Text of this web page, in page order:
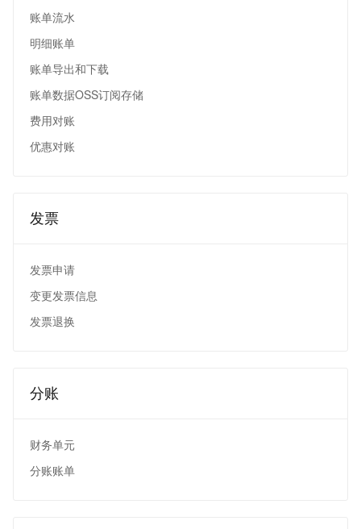
账单流水
明细账单
账单导出和下载
账单数据OSS订阅存储
费用对账
优惠对账
发票
发票申请
变更发票信息
发票退换
分账
财务单元
分账账单